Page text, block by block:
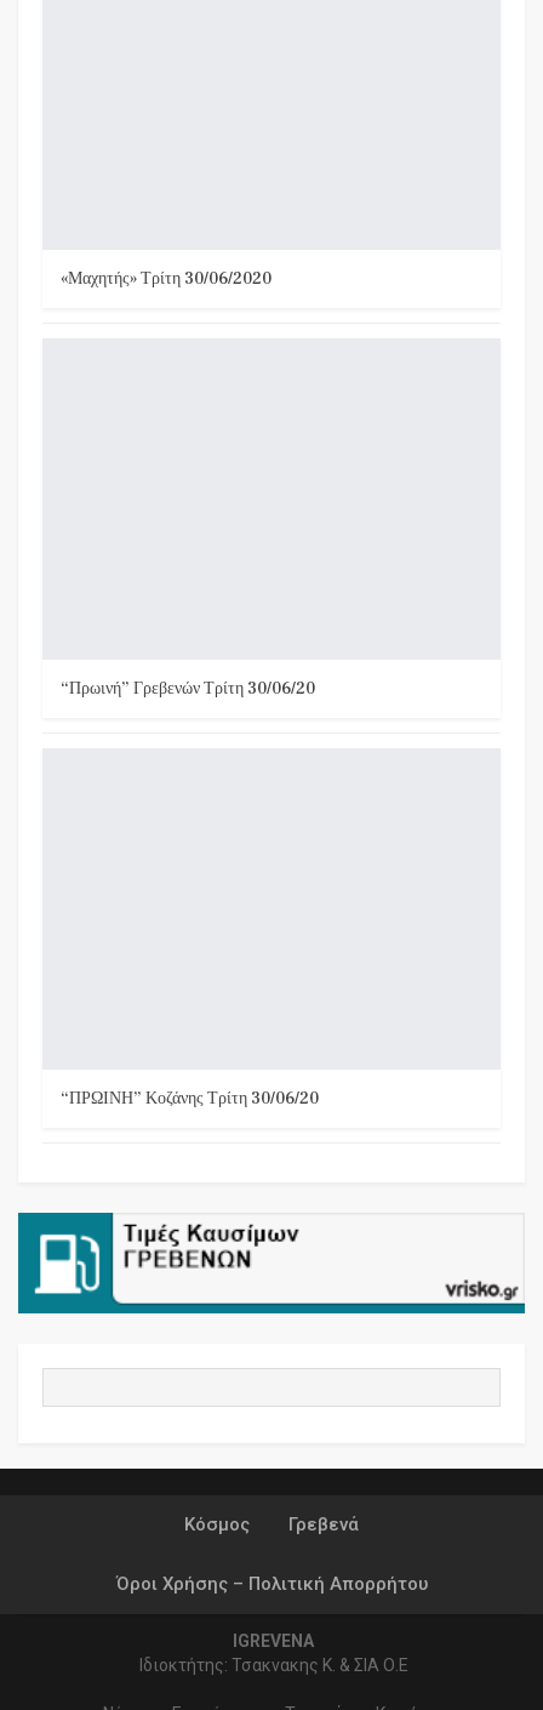
«Μαχητής» Τρίτη 30/06/2020
“Πρωινή” Γρεβενών Τρίτη 30/06/20
“ΠΡΩΙΝΗ” Κοζάνης Τρίτη 30/06/20
Κόσμος Γρεβενά
Όροι Χρήσης – Πολιτική Απορρήτου
IGREVENA
Ιδιοκτήτης: Τσακνακης Κ. & ΣΙΑ Ο.Ε